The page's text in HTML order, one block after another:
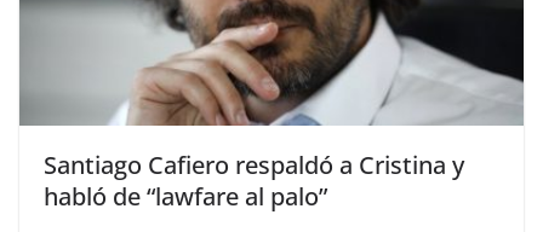
Santiago Cafiero respaldó a Cristina y
habló de “lawfare al palo”